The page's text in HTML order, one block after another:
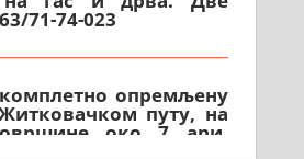
опремљену
око 7 ари.
51; 063/102-35-25